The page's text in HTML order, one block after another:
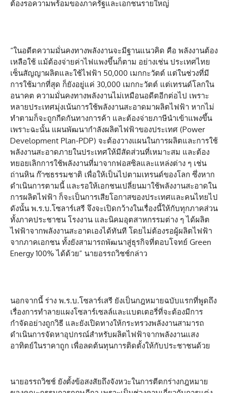
ต้องรอความพร้อมของภาครัฐและเอกชนรายใหญ่
“ในอดีตความมั่นคงทางพลังงานจะมีฐานแนวคิด คือ พลังงานต้อง
เหลือใช้ แม้ต้องจ่ายค่าไฟแพงขึ้นก็ตาม อย่างเช่น ประเทศไทย
เซ็นสัญญาผลิตและใช้ไฟฟ้า 50,000 เมกกะวัตต์ แต่ในช่วงที่มี
การใช้มากที่สุด ก็ยังอยู่แค่ 30,000 เมกกะวัตต์ แต่เทรนด์โลกใน
อนาคต ความมั่นคงทางพลังงานไม่เหมือนอดีตอีกต่อไป เพราะ
หลายประเทศมุ่งเน้นการใช้พลังงานสะอาดมาผลิตไฟฟ้า หากไม่
ทำตามก็จะถูกกีดกันทางการค้า และต้องจ่ายภาษีนำเข้าแพงขึ้น
เพราะฉะนั้น แผนพัฒนากำลังผลิตไฟฟ้าของประเทศ (Power
Development Plan-PDP) จะต้องวางแผนในการผลิตและการใช้
พลังงานสะอาดภายในประเทศให้มีสัดส่วนที่เหมาะสม และต้อง
ทยอยเลิกการใช้พลังงานที่มาจากฟอสซิลและแหล่งต่าง ๆ เช่น
ถ่านหิน ก๊าซธรรมชาติ เพื่อให้เป็นไปตามเทรนด์ของโลก ซึ่งหาก
ดำเนินการตามนี้ และรอให้เอกชนเปลี่ยนมาใช้พลังงานสะอาดใน
การผลิตไฟฟ้า ก็จะเป็นการเสียโอกาสของประเทศและคนไทยไป
ดังนั้น พ.ร.บ.โซลาร์เสรี จึงจะเปิดกว้างในเรื่องนี้ให้กับทุกภาคส่วน
ทั้งภาคประชาชน โรงงาน และนิคมอุตสาหกรรมต่าง ๆ ได้ผลิต
ไฟฟ้าจากพลังงานสะอาดเองได้ทันที โดยไม่ต้องรอผู้ผลิตไฟฟ้า
จากภาคเอกชน ทั้งยังสามารถพัฒนาสู่ธุรกิจที่ตอบโจทย์ Green
Energy 100% ได้ด้วย” นายอรรถวิชช์กล่าว
นอกจากนี้ ร่าง พ.ร.บ.โซลาร์เสรี ยังเป็นกฎหมายฉบับแรกที่พูดถึง
เรื่องการทำลายแผงโซลาร์เซลล์และแบตเตอรี่ที่จะต้องมีการ
กำจัดอย่างถูกวิธี และยังเปิดทางให้กระทรวงพลังงานสามารถ
ดำเนินการจัดหาอุปกรณ์สำหรับผลิตไฟฟ้าจากพลังงานแสง
อาทิตย์ในราคาถูก เพื่อลดต้นทุนการติดตั้งให้กับประชาชนด้วย
นายอรรถวิชช์ ยังตั้งข้อสงสัยถึงจังหวะในการตีตกร่างกฎหมาย